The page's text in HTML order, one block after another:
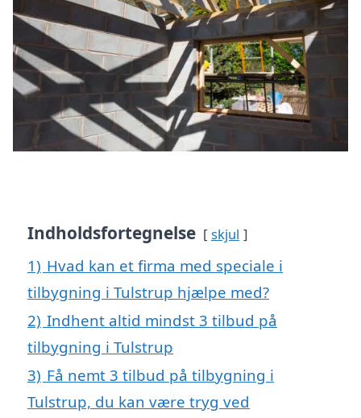
Indholdsfortegnelse skjul
1) Hvad kan et firma med speciale i
tilbygning i Tulstrup hjælpe med?
2) Indhent altid mindst 3 tilbud på
tilbygning i Tulstrup
3) Få nemt 3 tilbud på tilbygning i
Tulstrup, du kan være tryg ved